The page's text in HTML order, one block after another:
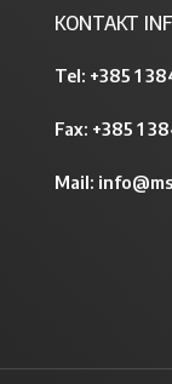
KONTAKT
Tel: +385 1
Fax: +385 1
Mail: